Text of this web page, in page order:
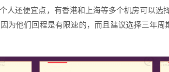
人还便宜点，有香港和上海等多个机房可以选
为他们回程是有限速的，而且建议选择三年